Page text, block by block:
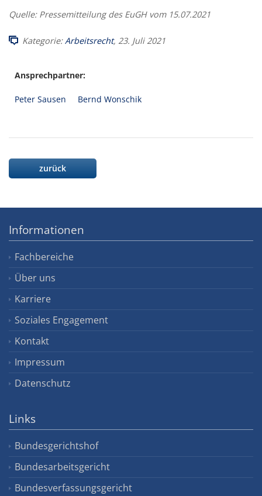
Quelle: Pressemitteilung des EuGH vom 15.07.2021
Kategorie:Arbeitsrecht, 23. Juli 2021
Ansprechpartner:
Peter Sausen Bernd Wonschik
zurück
Informationen
Fachbereiche
Über uns
Karriere
Soziales Engagement
Kontakt
Impressum
Datenschutz
Links
Bundesgerichtshof
Bundesarbeitsgericht
Bundesverfassungsgericht